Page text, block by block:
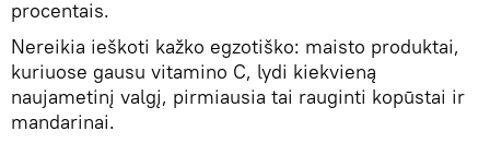
procentais.
Nereikia ieškoti kažko egzotiško: maisto produktai,
kuriuose gausu vitamino C, lydi kiekvieną
naujametinį valgį, pirmiausia tai rauginti kopūstai ir
mandarinai.